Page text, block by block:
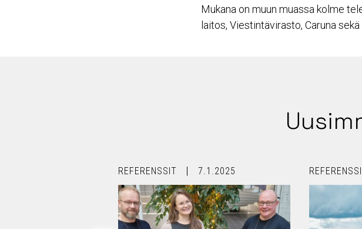
Mukana on muun muassa kolme
laitos, Viestintävirasto, Caruna
REFERENSSIT 7.1.2025